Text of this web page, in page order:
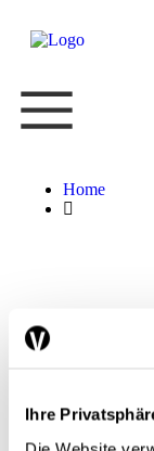
Ihre
Home
Mathias
nicht